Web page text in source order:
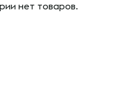
нет товаров.